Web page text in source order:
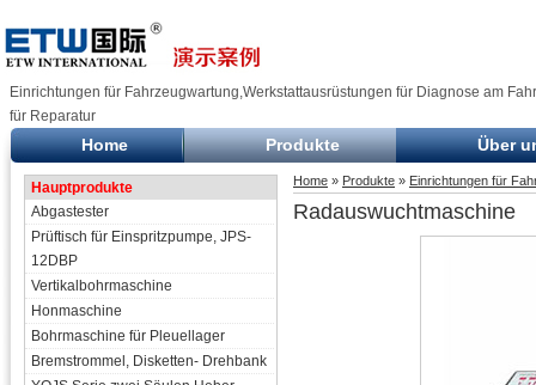
Einrichtungen für Fahrzeugwartung,Werkstattausrüstungen für Diagnose am
für Reparatur
Home Produkte Über
Hauptprodukte
Abgastester
Prüftisch für Einspritzpumpe, JPS-
12DBP
Vertikalbohrmaschine
Honmaschine
Bohrmaschine für Pleuellager
Bremstrommel, Disketten- Drehbank
Home » Produkte » Einrichtungen für
Radauswuchtmaschine